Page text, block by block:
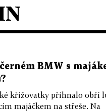
BMW s
křižovatky přihnalo obří
majáčkem na střeše. Na